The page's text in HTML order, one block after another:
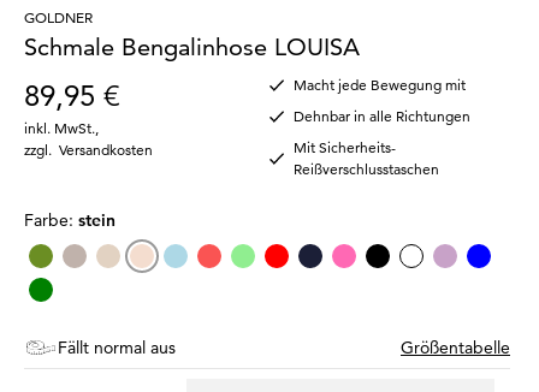
GOLDNER
Schmale Bengalinhose LOUISA
89,95 €
inkl. MwSt.
zzgl. Versandkosten
Macht jede Bewegung mit
Dehnbar in alle Richtungen
Mit Sicherheits-
Reißverschlusstaschen
Farbe: stein
Fällt normal aus Größentabelle